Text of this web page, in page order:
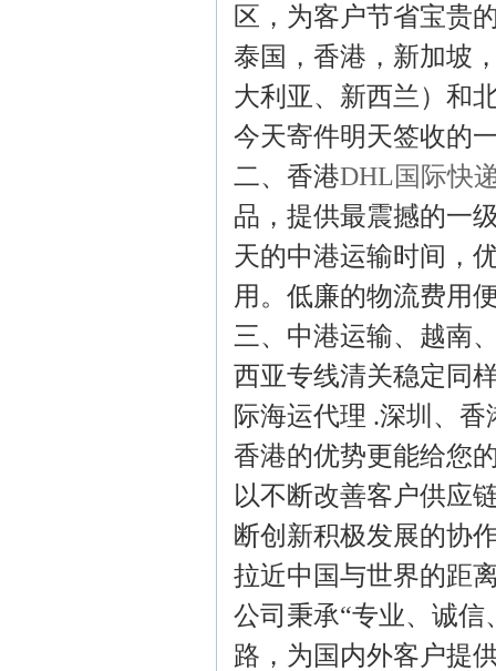
区，为客户节省宝贵
泰国，香港，新加坡
大利亚、新西兰）和
今天寄件明天签收的
二、香港DHL国际快
品，提供最震撼的一
天的中港运输时间，
用。低廉的物流费用
三、中港运输、越南
西亚专线清关稳定同
际海运代理 .深圳、
香港的优势更能给您
以不断改善客户供应
断创新积极发展的协
拉近中国与世界的距
公司秉承“专业、诚
路，为国内外客户提